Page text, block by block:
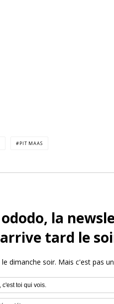
PIT MAAS